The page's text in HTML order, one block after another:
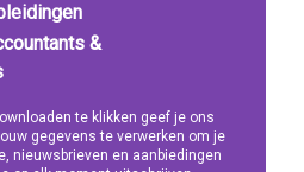
&
te klikken geef je ons
gegevens te verwerken om je
nieuwsbrieven en aanbiedingen